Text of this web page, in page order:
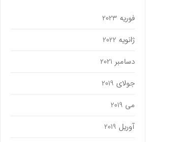
فوریه 2023
ژانویه 2022
دسامبر 2021
جولای 2019
می 2019
آوریل 2019